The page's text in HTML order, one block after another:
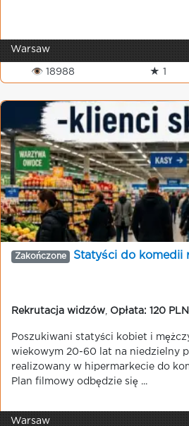
Warsaw
👁 18988 ★ 1
Zakończone Statyści do komedii
Rekrutacja widzów Opłata: 120 PLN
Poszukiwani statyści kobiet i
wiekowym 20-60 lat na niedzielny
realizowany w hipermarkecie do
Plan filmowy odbędzie się ...
Warsaw